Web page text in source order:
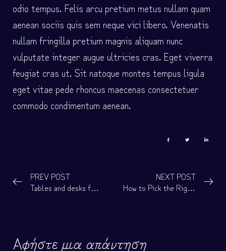
odio tempus. Felis arcu pretium metus nullam quam
aenean sociis quis sem neque vici libero. Venenatis
nullam fringilla pretium magnis aliquam nunc
vulputate integer augue ultricies cras. Eget viverra
feugiat cras ut. Sit natoque montes tempus ligula
eget vitae pede rhoncus maecenas consectetuer
commodo condimentum aenean.
PREV POST
Tables and desks for an easier life
NEXT POST
How to Pick the Right Mattress
Αφήστε μια απάντηση